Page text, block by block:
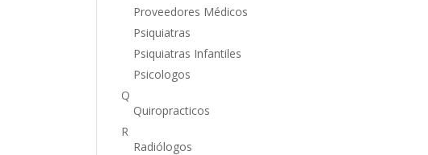
Proveedores Médicos
Psiquiatras
Psiquiatras Infantiles
Psicologos
Q
Quiropracticos
R
Radiólogos